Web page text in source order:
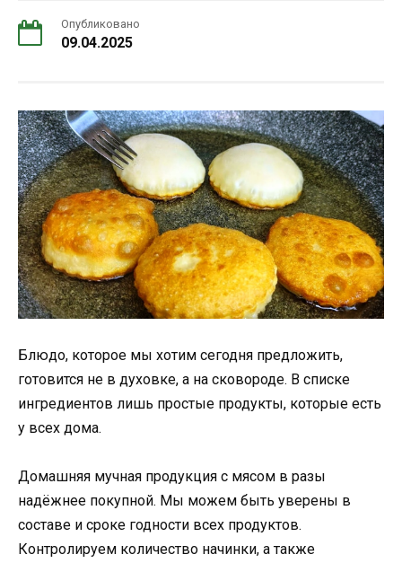
Опубликовано
09.04.2025
Блюдо, которое мы хотим сегодня предложить,
готовится не в духовке, а на сковороде. В списке
ингредиентов лишь простые продукты, которые есть
у всех дома.
Домашняя мучная продукция с мясом в разы
надёжнее покупной. Мы можем быть уверены в
составе и сроке годности всех продуктов.
Контролируем количество начинки, а также